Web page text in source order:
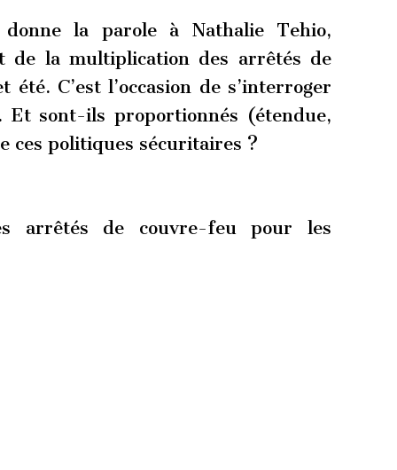
la parole à Nathalie Tehio,
de la multiplication des arrêtés de
C’est l’occasion de s’interroger
Et sont-ils proportionnés (étendue,
ces politiques sécuritaires ?
arrêtés de couvre-feu pour les